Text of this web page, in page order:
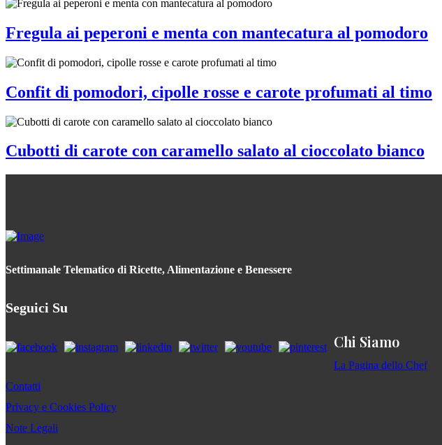
Fregula ai peperoni e menta con mantecatura al pomodoro
Confit di pomodori, cipolle rosse e carote profumati al timo
Cubotti di carote con caramello salato al cioccolato bianco
Settimanale Telematico di Ricette, Alimentazione e Benessere
Seguici Su
Chi Siamo
La Pagina dello Chef
Contatti
Privacy e Cookies Policy
Note Legali